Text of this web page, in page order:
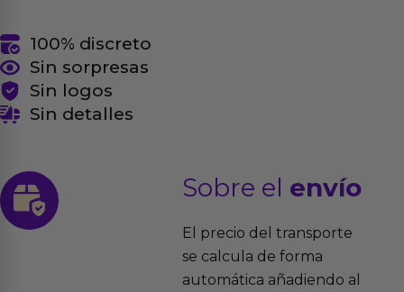
100% discreto
Sin sorpresas
Sin logos
Sin detalles
Sobre el envío
El precio del transporte
se calcula de forma
automática añadiendo al